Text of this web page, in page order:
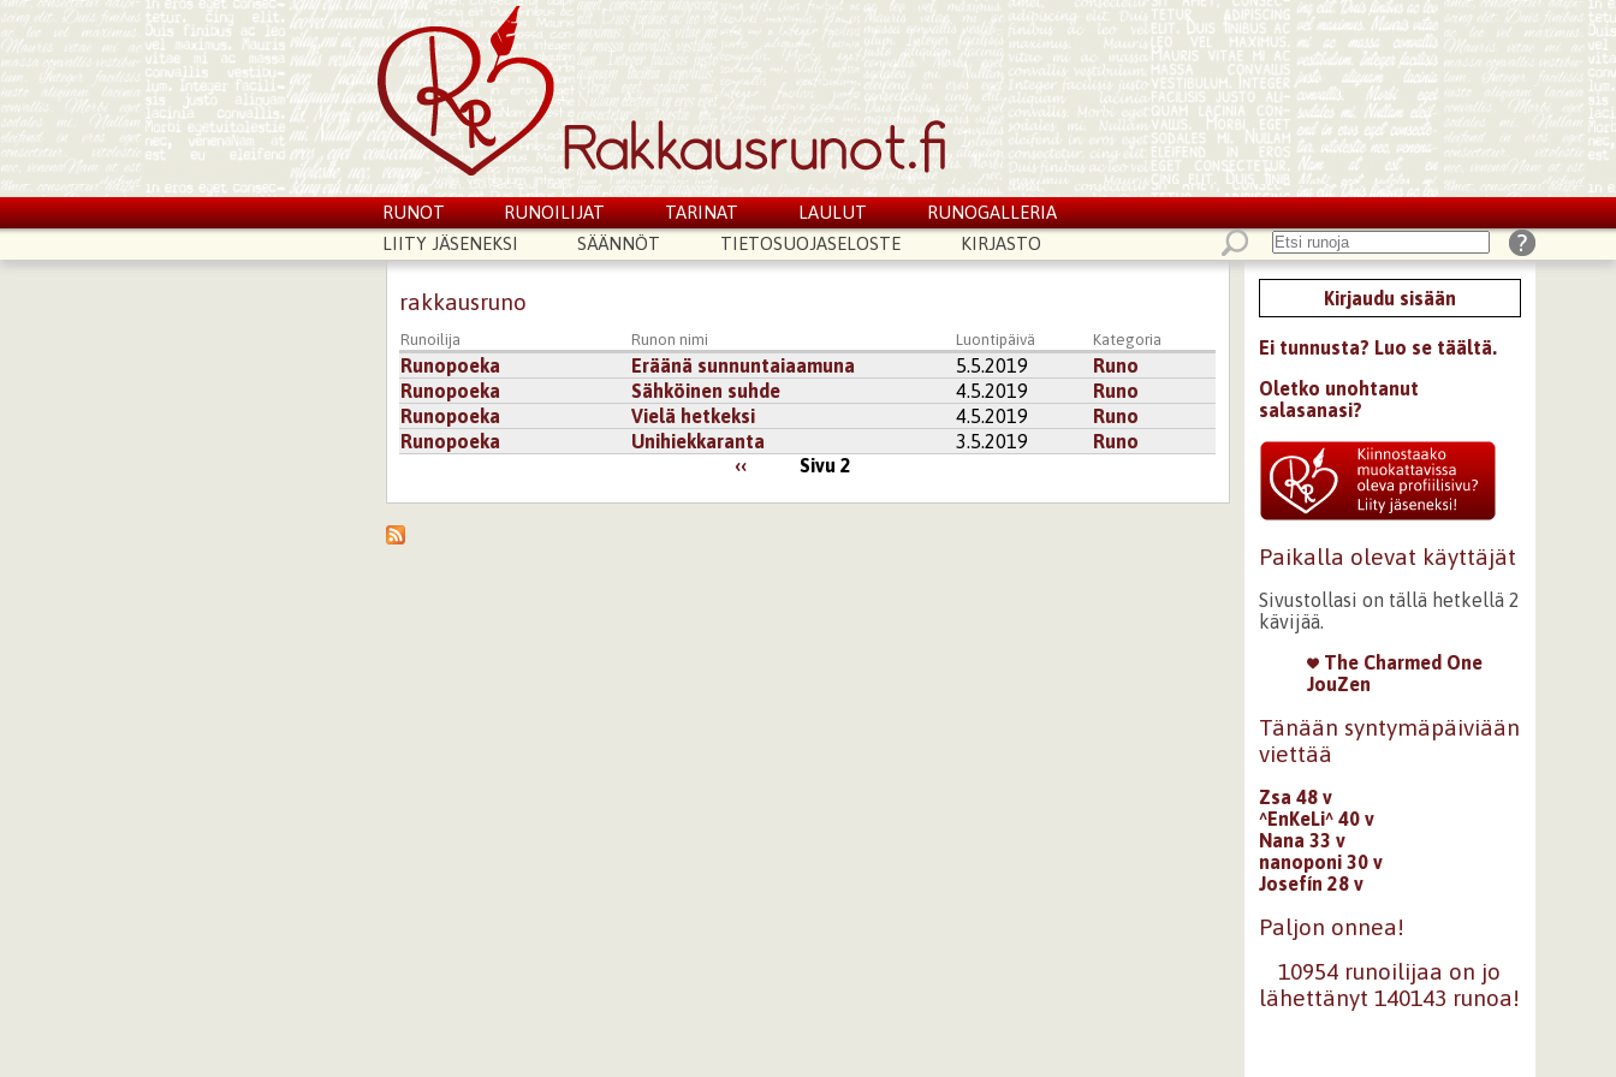
RUNOT RUNOILIJAT TARINAT LAULUT
RUNOGALLERIA
LIITY JÄSENEKSI
SÄÄNNÖT TIETOSUOJASELOSTE KIRJASTO
rakkausruno
Runoilija Runon nimi Luontipäivä Kategoria
Runopoeka Eräänä sunnuntaiaamuna 5.5.2019
Runo
Runopoeka
Sähköinen suhde 4.5.2019
Runo
Runopoeka
Vielä hetkeksi 4.5.2019
Runo
Runopoeka
Unihiekkaranta 3.5.2019
Runo
‹‹
Sivu 2
Kirjaudu sisään
Ei tunnusta? Luo se täältä.
Oletko unohtanut
salasanasi?
Paikalla olevat käyttäjät
Sivustollasi on tällä hetkellä 2
kävijää.
The Charmed One
JouZen
Tänään syntymäpäiviään
viettää
Zsa 48 v
^EnKeLi^ 40 v
Nana 33 v
nanoponi 30 v
Josefín 28 v
Paljon onnea!
10954 runoilijaa on jo
lähettänyt 140143 runoa!